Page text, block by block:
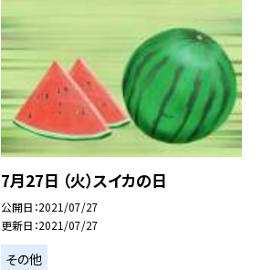
7月27日 （火）スイカの日
公開日 2021/07/27
更新日 2021/07/27
その他